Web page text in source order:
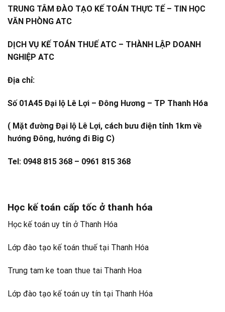
TRUNG TÂM ĐÀO TẠO KẾ TOÁN THỰC TẾ – TIN HỌC
VĂN PHÒNG ATC
DỊCH VỤ KẾ TOÁN THUẾ ATC – THÀNH LẬP DOANH
NGHIỆP ATC
Địa chỉ:
Số 01A45 Đại lộ Lê Lợi – Đông Hương – TP Thanh Hóa
( Mặt đường Đại lộ Lê Lợi, cách bưu điện tỉnh 1km về
hướng Đông, hướng đi Big C)
Tel: 0948 815 368 – 0961 815 368
Học kế toán cấp tốc ở thanh hóa
Học kế toán uy tín ở Thanh Hóa
Lớp đào tạo kế toán thuế tại Thanh Hóa
Trung tam ke toan thue tai Thanh Hoa
Lớp đào tạo kế toán uy tín tại Thanh Hóa